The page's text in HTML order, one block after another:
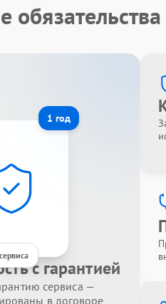
1 год
с гарантией
сервиса —
в договоре